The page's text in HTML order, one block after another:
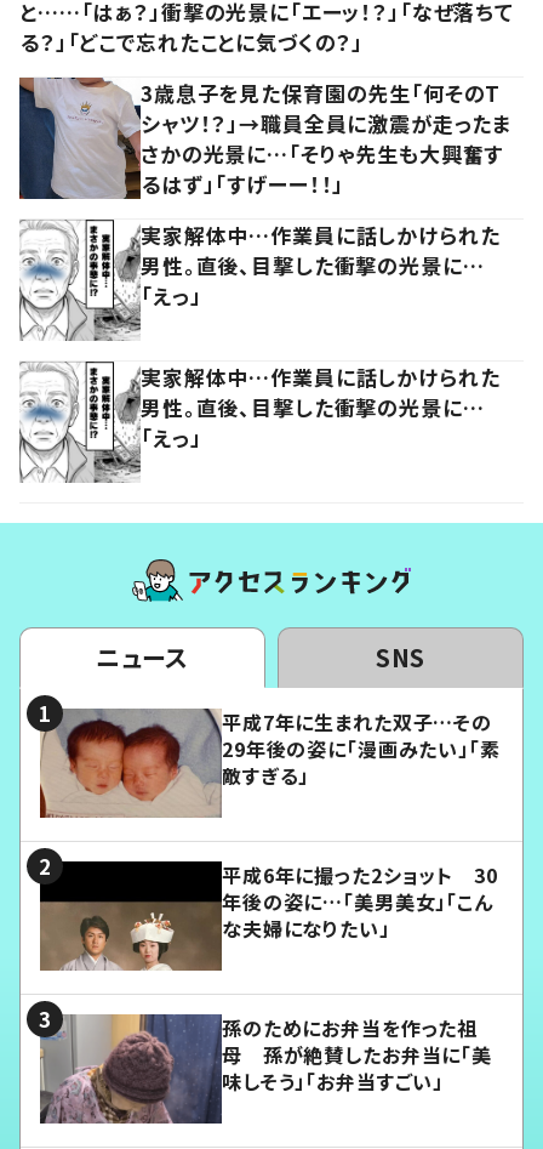
と……「はぁ？」衝撃の光景に「エーッ！？」「なぜ落ちて
る？」「どこで忘れたことに気づくの？」
3歳息子を見た保育園の先生「何そのT
シャツ！？」→職員全員に激震が走ったま
さかの光景に…「そりゃ先生も大興奮す
るはず」「すげーー！！」
実家解体中…作業員に話しかけられた
男性。直後、目撃した衝撃の光景に…
「えっ」
実家解体中…作業員に話しかけられた
男性。直後、目撃した衝撃の光景に…
「えっ」
ニュース SNS
平成7年に生まれた双子…その
29年後の姿に「漫画みたい」「素
敵すぎる」
平成6年に撮った2ショット 30
年後の姿に…「美男美女」「こん
な夫婦になりたい」
孫のためにお弁当を作った祖
母 孫が絶賛したお弁当に「美
味しそう」「お弁当すごい」